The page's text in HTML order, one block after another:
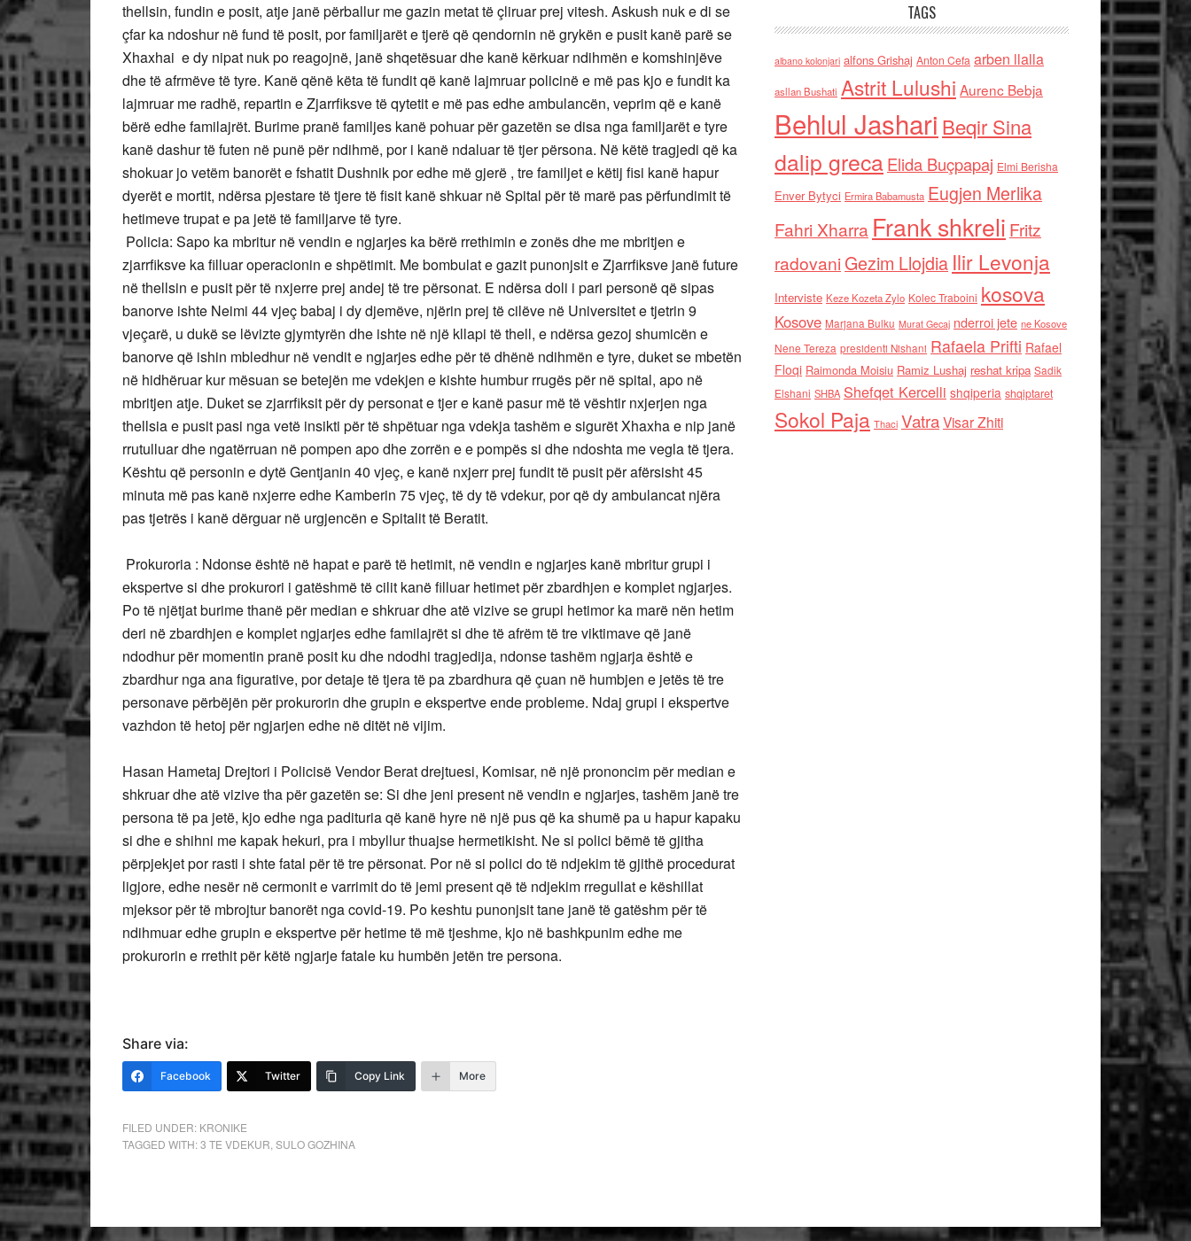
thellsin, fundin e posit, atje janë përballur me gazin metat të çliruar prej vitesh. Askush nuk e di se
çfar ka ndoshur në fund të posit, por familjarët e tjerë që qendornin në grykën e pusit kanë parë se
Xhaxhai e dy nipat nuk po reagojnë, janë shqetësuar dhe kanë kërkuar ndihmën e komshinjëve
dhe të afrmëve të tyre. Kanë qënë këta të fundit që kanë lajmruar policinë e më pas kjo e fundit ka
lajmruar me radhë, repartin e Zjarrfiksve të qytetit e më pas edhe ambulancën, veprim që e kanë
bërë edhe familajrët. Burime pranë familjes kanë pohuar për gazetën se disa nga familjarët e tyre
kanë dashur të futen në punë për ndihmë, por i kanë ndaluar të tjer përsona. Në këtë tragjedi që ka
shokuar jo vetëm banorët e fshatit Dushnik por edhe më gjerë , tre familjet e këtij fisi kanë hapur
dyerët e mortit, ndërsa pjestare të tjere të fisit kanë shkuar në Spital për të marë pas përfundimit të
hetimeve trupat e pa jetë të familjarve të tyre.
Policia: Sapo ka mbritur në vendin e ngjarjes ka bërë rrethimin e zonës dhe me mbritjen e
zjarrfiksve ka filluar operacionin e shpëtimit. Me bombulat e gazit punonjsit e Zjarrfiksve janë future
në thellsin e pusit për të nxjerre prej andej të tre përsonat. E ndërsa doli i pari personë që sipas
banorve ishte Neimi 44 vjeç babaj i dy djemëve, njërin prej të cilëve në Universitet e tjetrin 9
vjeçarë, u dukë se lëvizte gjymtyrën dhe ishte në një kllapi të thell, e ndërsa gezoj shumicën e
banorve që ishin mbledhur në vendit e ngjarjes edhe për të dhënë ndihmën e tyre, duket se mbetën
në hidhëruar kur mësuan se betejën me vdekjen e kishte humbur rrugës për në spital, apo në
mbritjen atje. Duket se zjarrfiksit për dy personat e tjer e kanë pasur më të vështir nxjerjen nga
thellsia e pusit pasi nga vetë insikti për të shpëtuar nga vdekja tashëm e sigurët Xhaxha e nip janë
rrutulluar dhe ngatërruan në pompen apo dhe zorrën e e pompës si dhe ndoshta me vegla të tjera.
Kështu që personin e dytë Gentjanin 40 vjeç, e kanë nxjerr prej fundit të pusit për afërsisht 45
minuta më pas kanë nxjerre edhe Kamberin 75 vjeç, të dy të vdekur, por që dy ambulancat njëra
pas tjetrës i kanë dërguar në urgjencën e Spitalit të Beratit.
Prokuroria : Ndonse është në hapat e parë të hetimit, në vendin e ngjarjes kanë mbritur grupi i
ekspertve si dhe prokurori i gatëshmë të cilit kanë filluar hetimet për zbardhjen e komplet ngjarjes.
Po të njëtjat burime thanë për median e shkruar dhe atë vizive se grupi hetimor ka marë nën hetim
deri në zbardhjen e komplet ngjarjes edhe familajrët si dhe të afrëm të tre viktimave që janë
ndodhur për momentin pranë posit ku dhe ndodhi tragjedija, ndonse tashëm ngjarja është e
zbardhur nga ana figurative, por detaje të tjera të pa zbardhura që çuan në humbjen e jetës të tre
personave përbëjën për prokurorin dhe grupin e ekspertve ende probleme. Ndaj grupi i ekspertve
vazhdon të hetoj për ngjarjen edhe në ditët në vijim.
Hasan Hametaj Drejtori i Policisë Vendor Berat drejtuesi, Komisar, në një prononcim për median e
shkruar dhe atë vizive tha për gazetën se: Si dhe jeni present në vendin e ngjarjes, tashëm janë tre
persona të pa jetë, kjo edhe nga padituria që kanë hyre në një pus që ka shumë pa u hapur kapaku
si dhe e shihni me kapak hekuri, pra i mbyllur thuajse hermetikisht. Ne si polici bëmë të gjitha
përpjekjet por rasti i shte fatal për të tre përsonat. Por në si polici do të ndjekim të gjithë procedurat
ligjore, edhe nesër në cermonit e varrimit do të jemi present që të ndjekim rregullat e këshillat
mjeksor për të mbrojtur banorët nga covid-19. Po keshtu punonjsit tane janë të gatëshm për të
ndihmuar edhe grupin e ekspertve për hetime të më tjeshme, kjo në bashkpunim edhe me
prokurorin e rrethit për këtë ngjarje fatale ku humbën jetën tre persona.
Share via:
Facebook Twitter Copy Link More
FILED UNDER: KRONIKE
TAGGED WITH:3 TE VDEKUR SULO GOZHINA
TAGS
albano kolonjari alfons Grishaj Anton Cefa arben llalla
asllan Bushati Astrit Lulushi Aurenc Bebja
Behlul Jashari Beqir Sina
dalip grecaElida Buçpapaj Elmi Berisha
Enver Bytyci Ermira Babamusta Eugjen Merlika
Fahri Xharra Frank shkreli Fritz
radovaniGezim Llojdia Ilir Levonja
Interviste Keze Kozeta Zylo Kolec Traboini kosova
Kosove Marjana Bulku Murat Gecaj nderroi jete ne Kosove
Nene Tereza presidenti Nishani Rafaela Prifti Rafael
Floqi Raimonda Moisiu Ramiz Lushaj reshat kripa Sadik
Elshani SHBA Shefqet Kercelli shqiperia shqiptaret
Sokol Paja Thaci VatraVisar Zhiti